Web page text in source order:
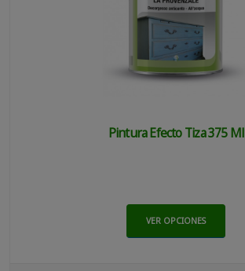
Pintura Efecto Tiza 375 Ml
VER OPCIONES